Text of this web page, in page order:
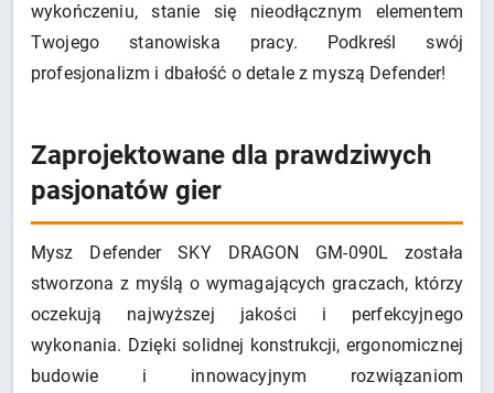
wykończeniu, stanie się nieodłącznym elementem
Twojego stanowiska pracy. Podkreśl swój
profesjonalizm i dbałość o detale z myszą Defender!
Zaprojektowane dla prawdziwych
pasjonatów gier
Mysz Defender SKY DRAGON GM-090L została
stworzona z myślą o wymagających graczach, którzy
oczekują najwyższej jakości i perfekcyjnego
wykonania. Dzięki solidnej konstrukcji, ergonomicznej
budowie i innowacyjnym rozwiązaniom